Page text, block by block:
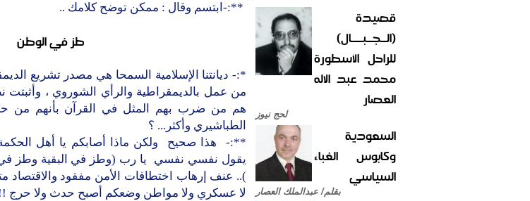
قصيدة
(الــجــبــــال)
للراحل الأسطورة
محمد عبد الاله
العصار
لحج نيوز
السعودية
وكابوس الغباء
السياسي
بقلم/ عبدالملك العصار
**:-ابتسم وقال : ممكن توضح كلامك ..
طز في الوطن
*:- ديانتنا الإسلامية السمحا هي مصدر تشريع
من عمل بالديمقراطية والرأي الشوروي ، وأثبتت
هم من ضرب بهم المثل في القرآن بأنهم من
الطباشيري وأكثر... ؟
**:- هذا صحيح ولكن ماذا أصابكم يا أهل
يقول نفسي نفسي يا رب (وطز في البقية وطز في
).. عنف إرهاب اختطافات الأمن مفقود والاقتصاد
لا عسكري ولا مواطن وضعكم أصبح حدث ولا حرج